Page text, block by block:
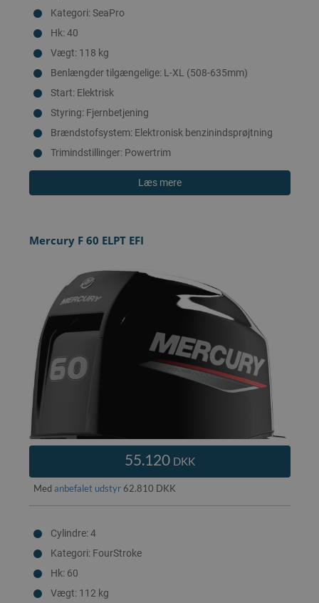
Kategori: SeaPro
Hk: 40
Vægt: 118 kg
Benlængder tilgængelige: L-XL (508-635mm)
Start: Elektrisk
Styring: Fjernbetjening
Brændstofsystem: Elektronisk benzinindsprøjtning
Trimindstillinger: Powertrim
Læs mere
Mercury F 60 ELPT EFI
55.120 DKK
Med anbefalet udstyr62.810 DKK
Cylindre: 4
Kategori: FourStroke
Hk: 60
Vægt: 112 kg